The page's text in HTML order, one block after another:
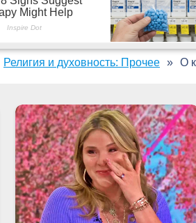
Религия и духовность: Прочее О